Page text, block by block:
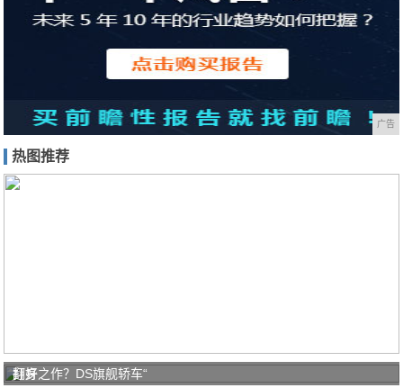
广告
热图推荐
打好
翻身之作？DS旗舰轿车“